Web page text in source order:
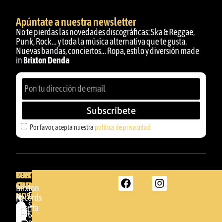
Apúntate a nuestra newsletter
No te pierdas las novedades discográficas: Ska & Reggae,
Punk, Rock… y toda la música alternativa que te gusta.
Nuevas bandas, conciertos… Ropa, estilo y diversión made
in Brixton Denda
Por favor, acepta nuestra política de privacidad
Subscríbete
BRIXTON
DENDA -
SHOP
Somera
BRIXTON
Brixton
Records
GBR
TU
CUENTA
Mi
cuenta
CONTACTA
CON
NOSOTROS
Por